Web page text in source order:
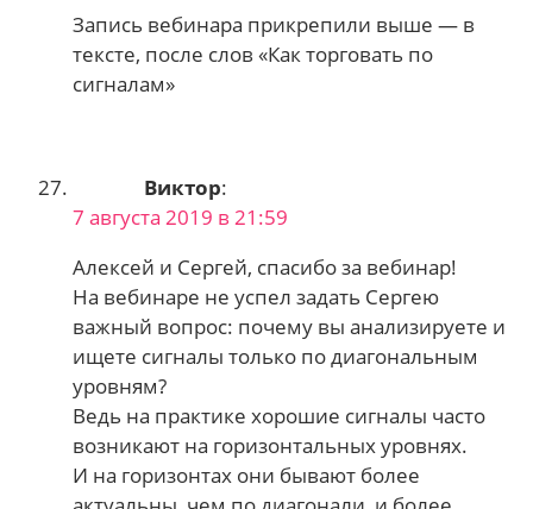
Запись вебинара прикрепили выше — в
тексте, после слов «Как торговать по
сигналам»
Виктор:
7 августа 2019 в 21:59
Алексей и Сергей, спасибо за вебинар!
На вебинаре не успел задать Сергею
важный вопрос: почему вы анализируете и
ищете сигналы только по диагональным
уровням?
Ведь на практике хорошие сигналы часто
возникают на горизонтальных уровнях.
И на горизонтах они бывают более